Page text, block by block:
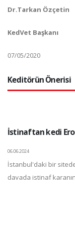
Dr.Tarkan Özçetin
KedVet Başkanı
07/05/2020
Keditörün Önerisi
İstinaftan kedi
06.06.2024
İstanbul'daki bir
davada istinaf